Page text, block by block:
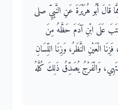
قَالَ أَبُو هُرَيْرَةَ عَنِ النَّبِيِّ صلى
كَتَبَ عَلَى ابْنِ آدَمَ حَظَّهُ مِنَ
الْعَيْنِ النَّظَرُ، وَزِنَا اللِّسَانِ
وَالْفَرْجُ يُصَدِّقُ ذَلِكَ كُلَّهُ